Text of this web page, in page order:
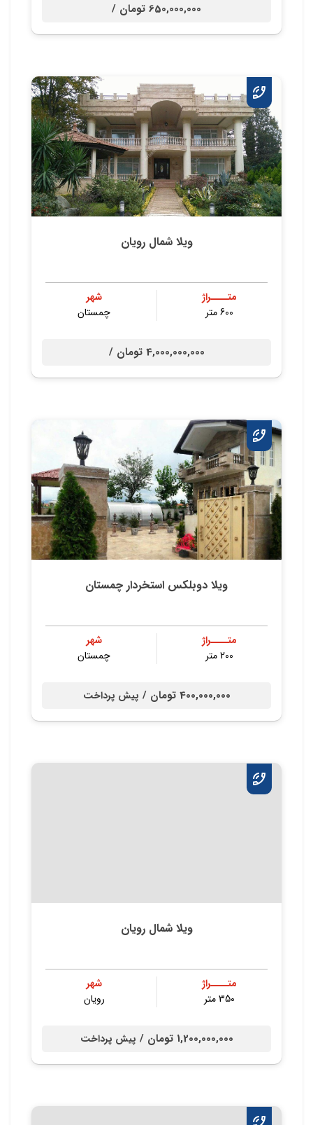
650,000,000 تومان /
ویلا شمال رویان
متــــراژ
600 متر
شهر
چمستان
4,000,000,000 تومان /
ویلا دوبلکس استخردار چمستان
متــــراژ
200 متر
شهر
چمستان
400,000,000 تومان / پیش پرداخت
ویلا شمال رویان
متــــراژ
350 متر
شهر
رویان
1,200,000,000 تومان / پیش پرداخت